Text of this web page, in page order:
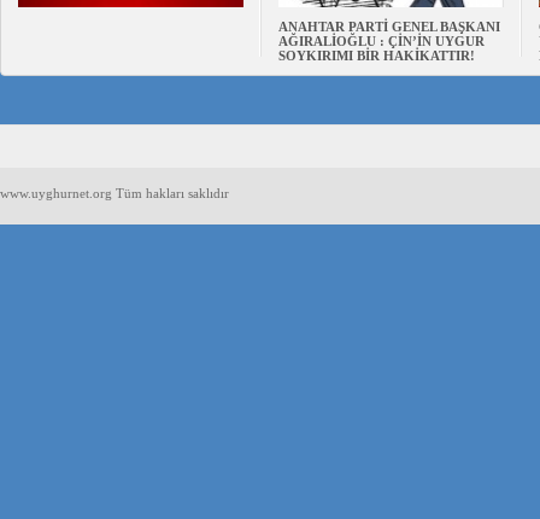
ANAHTAR PARTİ GENEL BAŞKANI
AĞIRALİOĞLU : ÇİN’İN UYGUR
SOYKIRIMI BİR HAKİKATTIR!
www.uyghurnet.org Tüm hakları saklıdır